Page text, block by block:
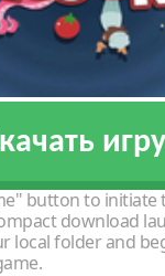
игру
button to initiate
download
local folder and